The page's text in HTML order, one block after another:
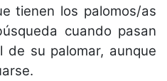
tienen los palomos/as
cuando pasan
su palomar, aunque